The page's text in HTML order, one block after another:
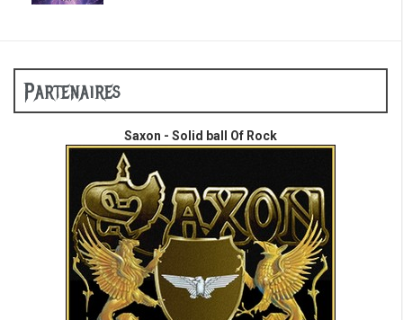
Partenaires
Saxon - Solid ball Of Rock